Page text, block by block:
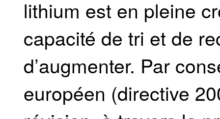
lithium est en pleine
capacité de tri et de
d’augmenter. Par
européen (directive